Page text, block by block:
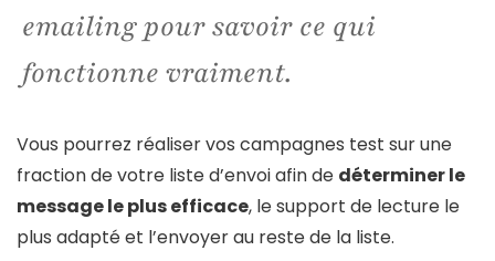
emailing pour savoir ce qui
fonctionne vraiment.
Vous pourrez réaliser vos campagnes test sur une
fraction de votre liste d’envoi afin de déterminer le
message le plus efficace, le support de lecture le
plus adapté et l’envoyer au reste de la liste.